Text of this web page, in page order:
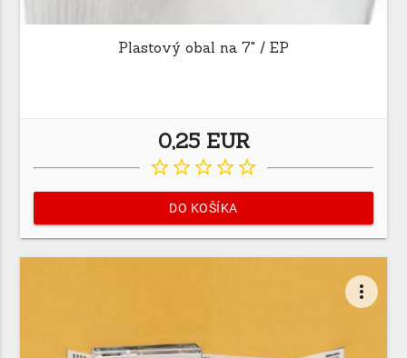
Plastový obal na 7" / EP
0,25 EUR
star_borderstar_borderstar_borderstar_borderstar_border
DO KOŠÍKA
more_vert